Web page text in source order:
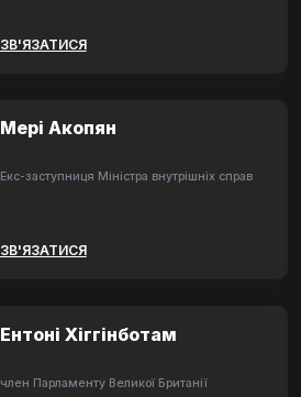
ЗВ'ЯЗАТИСЯ
Мері Акопян
Екс-заступниця Міністра внутрішніх справ
ЗВ'ЯЗАТИСЯ
Ентоні Хіггінботам
член Парламенту Великої Британії